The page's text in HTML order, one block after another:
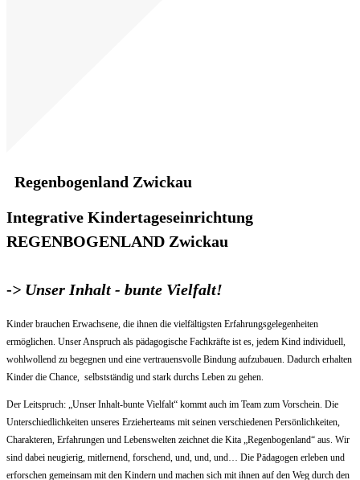
Regenbogenland Zwickau
Integrative Kindertageseinrichtung
REGENBOGENLAND Zwickau
-> Unser Inhalt - bunte Vielfalt!
Kinder brauchen Erwachsene, die ihnen die vielfältigsten Erfahrungsgelegenheiten
ermöglichen. Unser Anspruch als pädagogische Fachkräfte ist es, jedem Kind individuell,
wohlwollend zu begegnen und eine vertrauensvolle Bindung aufzubauen. Dadurch erhalten
Kinder die Chance, selbstständig und stark durchs Leben zu gehen.
Der Leitspruch: „Unser Inhalt-bunte Vielfalt“ kommt auch im Team zum Vorschein. Die
Unterschiedlichkeiten unseres Erzieherteams mit seinen verschiedenen Persönlichkeiten,
Charakteren, Erfahrungen und Lebenswelten zeichnet die Kita „Regenbogenland“ aus. Wir
sind dabei neugierig, mitlernend, forschend, und, und, und… Die Pädagogen erleben und
erforschen gemeinsam mit den Kindern und machen sich mit ihnen auf den Weg durch den